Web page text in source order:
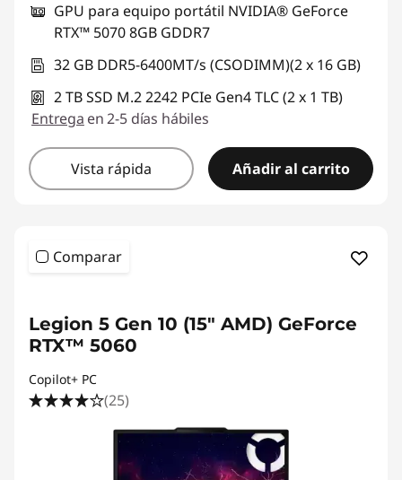
GPU para equipo portátil NVIDIA® GeForce
RTX™ 5070 8GB GDDR7
32 GB DDR5-6400MT/s (CSODIMM)(2 x 16 GB)
2 TB SSD M.2 2242 PCIe Gen4 TLC (2 x 1 TB)
Entrega en 2-5 días hábiles
Vista rápida Añadir al carrito
Comparar
Legion 5 Gen 10 (15" AMD) GeForce
RTX™ 5060
Copilot+ PC
(25)